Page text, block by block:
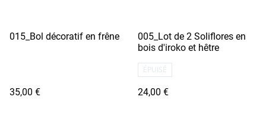
015_Bol décoratif en frêne
35,00 €
005_Lot de 2 Soliflores en
bois d'iroko et hêtre
ÉPUISÉ
24,00 €